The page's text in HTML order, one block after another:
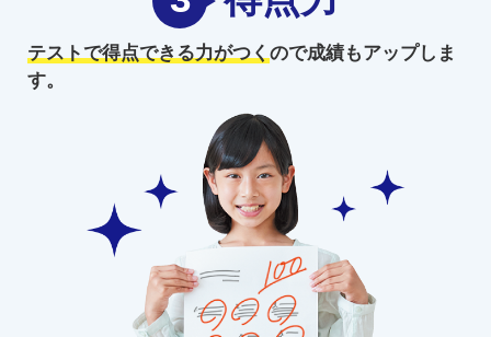
テストで得点できる力がつくので成績もアップしま
す。